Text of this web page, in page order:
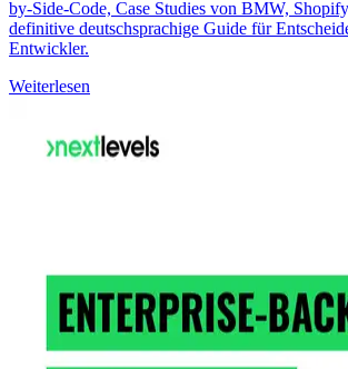
by-Side-Code, Case Studies von BMW,
definitive deutschsprachige Guide für
Entwickler.
Weiterlesen